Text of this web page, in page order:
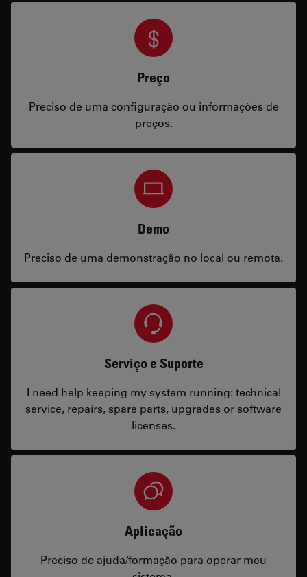
Preço
Preciso de uma configuração ou informações de
preços.
Demo
Preciso de uma demonstração no local ou remota.
Serviço e Suporte
I need help keeping my system running: technical
service, repairs, spare parts, upgrades or software
licenses.
Aplicação
Preciso de ajuda/formação para operar meu